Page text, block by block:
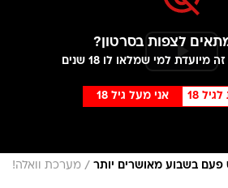
לצפות בסרטון?
למי שמלאו לו 18 שנים
18 אני מעל גיל 18
בשבוע מאושרים יותר / מערכת וואלה!